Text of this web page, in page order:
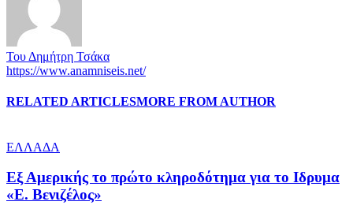
Του Δημήτρη Τσάκα
https://www.anamniseis.net/
RELATED ARTICLESMORE FROM AUTHOR
ΕΛΛΑΔΑ
Εξ Αμερικής το πρώτο κληροδότημα για το Ιδρυμα
«Ε. Βενιζέλος»